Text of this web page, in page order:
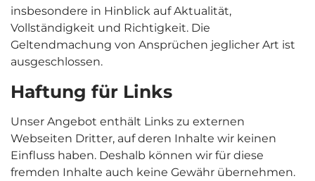
insbesondere in Hinblick auf Aktualität,
Vollständigkeit und Richtigkeit. Die
Geltendmachung von Ansprüchen jeglicher Art ist
ausgeschlossen.
Haftung für Links
Unser Angebot enthält Links zu externen
Webseiten Dritter, auf deren Inhalte wir keinen
Einfluss haben. Deshalb können wir für diese
fremden Inhalte auch keine Gewähr übernehmen.